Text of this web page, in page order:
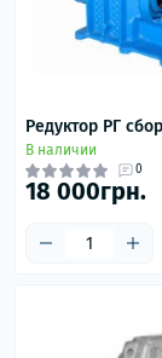
Редуктор РГ
В наличии
0
18 000грн.